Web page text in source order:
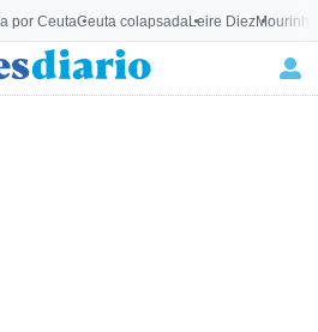
por CeutaCeuta colapsadaLeire Diez